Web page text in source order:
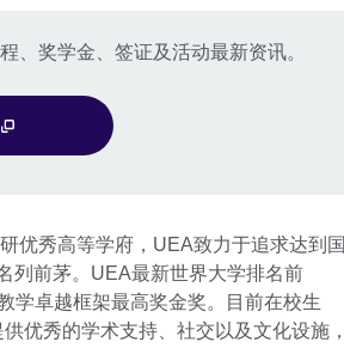
、奖学金、签证及活动最新资讯。
优秀高等学府，UEA致力于追求达到国
列前茅。UEA最新世界大学排名前
学卓越框架最高奖金奖。目前在校生
优秀的学术支持、社交以及文化设施，